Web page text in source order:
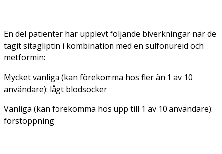
En del patienter har upplevt följande biverkningar när de
tagit sitagliptin i kombination med en sulfonureid och
metformin:
Mycket vanliga (kan förekomma hos fler än 1 av 10
användare): lågt blodsocker
Vanliga (kan förekomma hos upp till 1 av 10 användare):
förstoppning